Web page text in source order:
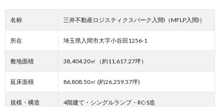
名称 三井不動産ロジスティクスパーク入間I（MFLP入間I）
所在 埼玉県入間市大字小谷田1256-1
敷地面積 38,404.20㎡（約11,617.27坪）
延床面積 86,808.50㎡ (約26,259.57坪)
規模・構造 4階建て・シングルランプ・RC-S造